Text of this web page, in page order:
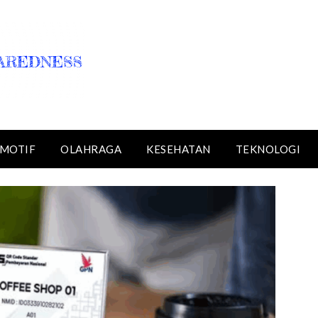
OLAHRAGA KESEHATAN TEKNOLOGI